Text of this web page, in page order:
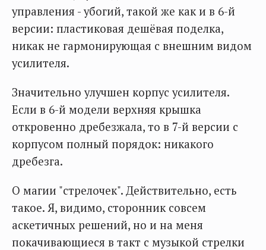
управления - убогий, такой же как и в 6-й
версии: пластиковая дешёвая поделка,
никак не гармонирующая с внешним видом
усилителя.
Значительно улучшен корпус усилителя.
Если в 6-й модели верхняя крышка
откровенно дребезжала, то в 7-й версии с
корпусом полный порядок: никакого
дребезга.
О магии "стрелочек". Действительно, есть
такое. Я, видимо, сторонник совсем
аскетичных решений, но и на меня
покачивающиеся в такт с музыкой стрелки